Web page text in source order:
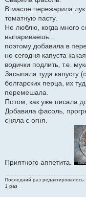
е
В масле пережарила
томатную пасту.
Не люблю, когда много
выпариваешь...
поэтому добавила в
но сегодня капуста
водички подлить, т.е.
Засыпала туда капусту
болгарских перца, их
перемешала.
Потом, как уже писала
Добавила фасоль,
сняла с огня.
Приятного аппетита.
Последний раз
1 раз